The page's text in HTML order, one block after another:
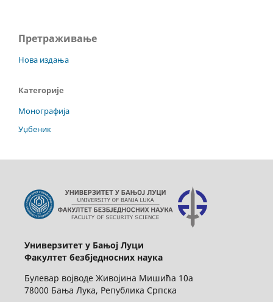
Претраживање
Нова издања
Категорије
Монографија
Уџбеник
Универзитет у Бањој Луци
Факултет безбједносних наука
Булевар војводе Живојина Мишића 10а
78000 Бања Лука, Република Српска